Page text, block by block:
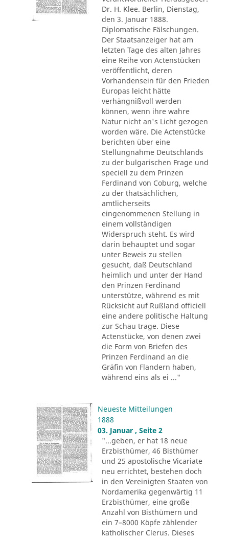
Dr. H. Klee. Berlin, Dienstag,
den 3. Januar 1888.
Diplomatische Fälschungen.
Der Staatsanzeiger hat am
letzten Tage des alten Jahres
eine Reihe von Actenstücken
veröffentlicht, deren
Vorhandensein für den Frieden
Europas leicht hätte
verhängnißvoll werden
können, wenn ihre wahre
Natur nicht an's Licht gezogen
worden wäre. Die Actenstücke
berichten über eine
Stellungnahme Deutschlands
zu der bulgarischen Frage und
speciell zu dem Prinzen
Ferdinand von Coburg, welche
zu der thatsächlichen,
amtlicherseits
eingenommenen Stellung in
einem vollständigen
Widerspruch steht. Es wird
darin behauptet und sogar
unter Beweis zu stellen
gesucht, daß Deutschland
heimlich und unter der Hand
den Prinzen Ferdinand
unterstütze, während es mit
Rücksicht auf Rußland officiell
eine andere politische Haltung
zur Schau trage. Diese
Actenstücke, von denen zwei
die Form von Briefen des
Prinzen Ferdinand an die
Gräfin von Flandern haben,
während eins als ei ..."
Neueste Mitteilungen
1888
03. Januar , Seite 2
"...geben, er hat 18 neue
Erzbisthümer, 46 Bisthümer
und 25 apostolische Vicariate
neu errichtet, bestehen doch
in den Vereinigten Staaten von
Nordamerika gegenwärtig 11
Erzbisthümer, eine große
Anzahl von Bisthümern und
ein 7–8000 Köpfe zählender
katholischer Clerus. Dieses